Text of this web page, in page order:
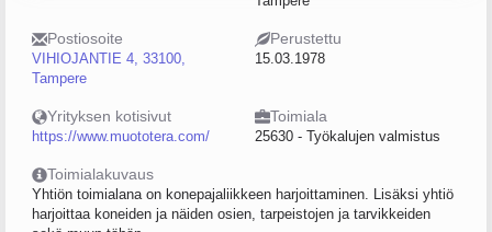
Postiosoite
VIHIOJANTIE 4, 33100,
Tampere
Perustettu
15.03.1978
Yrityksen kotisivut
https://www.muototera.com/
Toimiala
25630 - Työkalujen valmistus
Toimialakuvaus
Yhtiön toimialana on konepajaliikkeen harjoittaminen. Lisäksi yhtiö
harjoittaa koneiden ja näiden osien, tarpeistojen ja tarvikkeiden